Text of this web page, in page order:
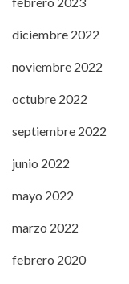
diciembre 2022
noviembre 2022
octubre 2022
septiembre 2022
junio 2022
mayo 2022
marzo 2022
febrero 2020